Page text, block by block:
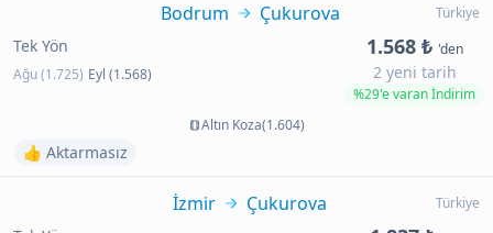
Türkiye
Bodrum Çukurova
Tek Yön
Ağu (1.725) Eyl (1.568)
1.568 ₺ 'den
2 yeni tarih
%29'e varan İndirim
Altın Koza(1.604)
👍 Aktarmasız
Türkiye
İzmir Çukurova